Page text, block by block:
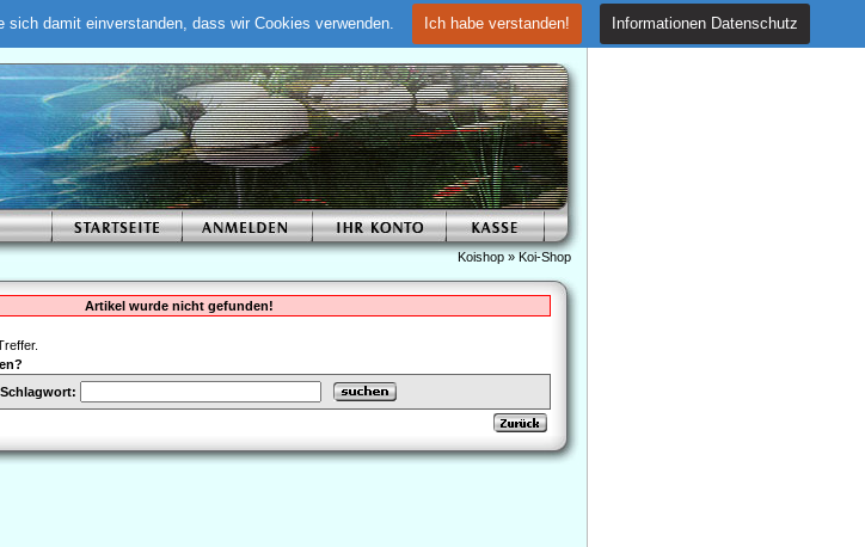
damit einverstanden, dass wir Cookies verwenden. Ich habe verstanden! Informationen Datenschutz
Koishop»Koi-Shop
Artikel wurde nicht gefunden!
Schlagwort: